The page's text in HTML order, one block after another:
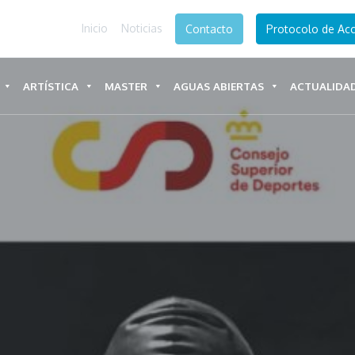
Inicio Noticias Contacto Protocolo de
ARTÍSTICA MASTER AGUAS ABIERTAS